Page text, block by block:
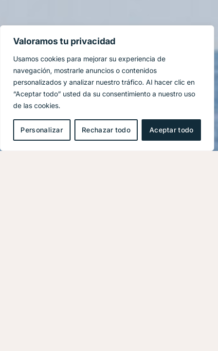
Valoramos tu privacidad
Usamos cookies para mejorar su experiencia de
navegación, mostrarle anuncios o contenidos
personalizados y analizar nuestro tráfico. Al hacer clic en
“Aceptar todo” usted da su consentimiento a nuestro uso
de las cookies.
Personalizar Rechazar todo Aceptar todo